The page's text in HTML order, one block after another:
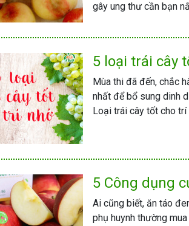
gây ung thư cần bạn
5 loại trái cây
Mùa thi đã đến, chắc
nhất để bổ sung dinh
Loại trái cây tốt cho trí
5 Công dụng
Ai cũng biết, ăn táo
phụ huynh thường